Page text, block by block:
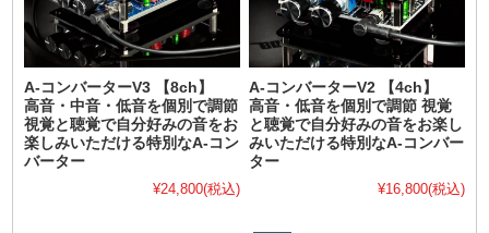
A-コンバーターV3 【8ch】
高音・中音・低音を個別で調節
視覚と聴覚で自分好みの音をお
楽しみいただける特別なA-コン
バーター
¥24,800(税込)
A-コンバーターV2 【4ch】
高音・低音を個別で調節 視覚
と聴覚で自分好みの音をお楽し
みいただける特別なA-コンバー
ター
¥16,800(税込)